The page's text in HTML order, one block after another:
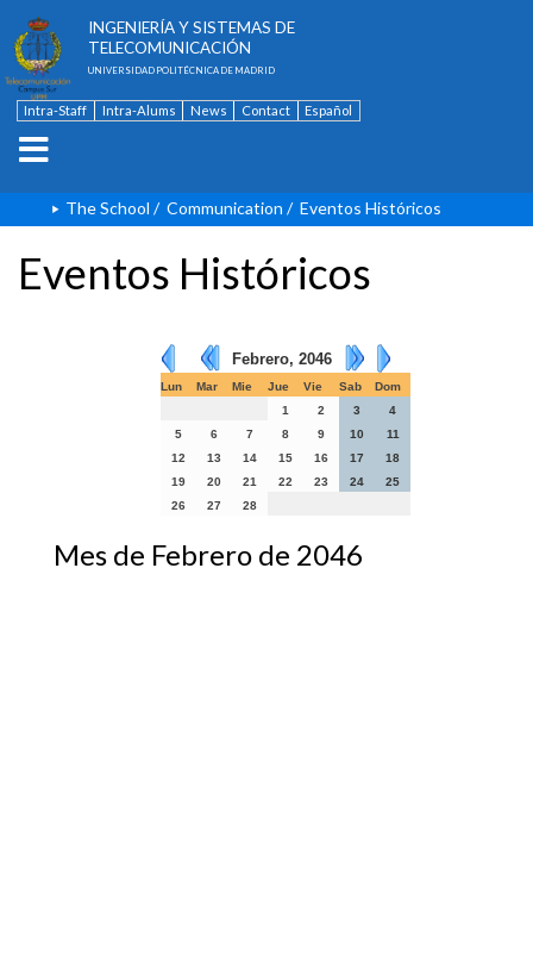
INGENIERÍA Y SISTEMAS DE
TELECOMUNICACIÓN
UNIVERSIDAD POLITÉCNICA DE MADRID
Intra-Staff Intra-Alums News Contact Español
The School / Communication / Eventos Históricos
Eventos Históricos
Febrero, 2046
Lun Mar Mie Jue Vie Sab
Dom
1
2 3
4
5
6 7 8 9 10
11
12
13 14 15 16 17
18
19
20 21 22 23 24
25
26
27 28
Mes de Febrero de 2046